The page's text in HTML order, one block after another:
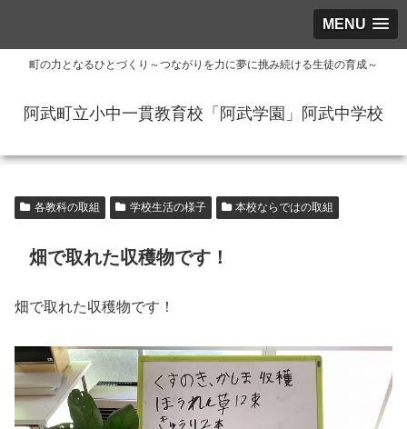
MENU
町の力となるひとづくり～つながりを力に夢に挑み続ける生徒の育成～
阿武町立小中一貫教育校「阿武学園」阿武中学校
各教科の取組 学校生活の様子 本校ならではの取組
畑で取れた収穫物です！
畑で取れた収穫物です！